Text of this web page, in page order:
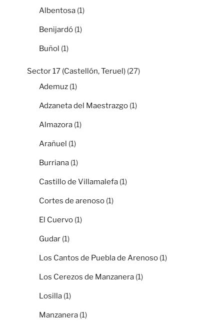
Albentosa (1)
Benijardó (1)
Buñol (1)
Sector 17 (Castellón, Teruel) (27)
Ademuz (1)
Adzaneta del Maestrazgo (1)
Almazora (1)
Arañuel (1)
Burriana (1)
Castillo de Villamalefa (1)
Cortes de arenoso (1)
El Cuervo (1)
Gudar (1)
Los Cantos de Puebla de Arenoso (1)
Los Cerezos de Manzanera (1)
Losilla (1)
Manzanera (1)